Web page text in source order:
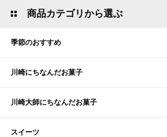
商品カテゴリから選ぶ
季節のおすすめ
川崎にちなんだお菓子
川崎大師にちなんだお菓子
スイーツ